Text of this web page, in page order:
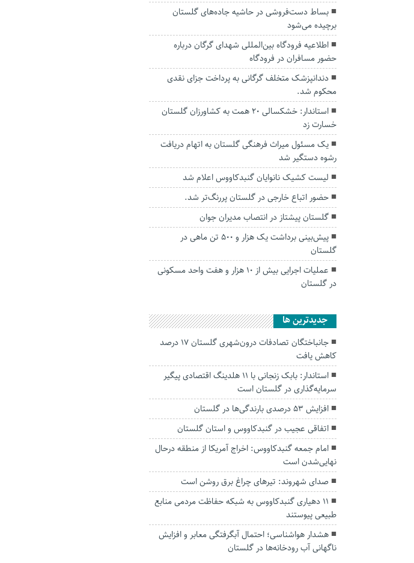
بساط دست‌فروشی در حاشیه جاده‌های گلستان
برچیده می‌شود
اطلاعیه فرودگاه بین‌المللی شهدای گرگان درباره
حضور مسافران در فرودگاه
دندانپزشک متخلف گرگانی به پرداخت جزای نقدی
محکوم شد.
استاندار: خشکسالی ۲۰ همت به کشاورزان گلستان
خسارت زد
یک مسئول میراث فرهنگی گلستان به اتهام دریافت
رشوه دستگیر شد
لیست کشیک نانوایان گنبدکاووس اعلام شد
حضور اتباع خارجی در گلستان پررنگ‌تر شد.
گلستان پیشتاز در انتصاب مدیران جوان
پیش‌بینی برداشت یک هزار و ۵۰۰ تن ماهی در
گلستان
عملیات اجرایی بیش از ۱۰ هزار و هفت واحد مسکونی
در گلستان
جديدترين ها
جانباختگان تصادفات درون‌شهری گلستان ۱۷ درصد
کاهش یافت
استاندار: بابک زنجانی با ۱۱ هلدینگ اقتصادی پیگیر
سرمایه‌گذاری در گلستان است
افزایش ۵۳ درصدی بارندگی‌ها در گلستان
اتفاقی عجیب در‌ گنبدکاووس و استان گلستان
امام جمعه گنبدکاووس: اخراج آمریکا از منطقه درحال
نهایی‌شدن است
صدای شهروند: تیرهای چراغ برق روشن است
۱۱ دهیاری گنبدکاووس به شبکه حفاظت مردمی منابع
طبیعی پیوستند
هشدار هواشناسی؛ احتمال آبگرفتگی معابر و افزایش
ناگهانی آب رودخانه‌ها در گلستان